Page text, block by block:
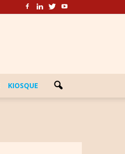
KIOSQUE